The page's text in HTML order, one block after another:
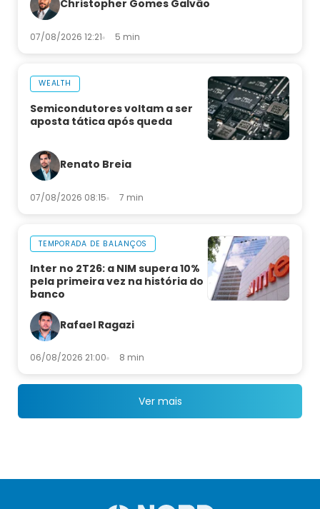
Christopher Gomes Galvão
07/08/2026 12:21 5 min
WEALTH
Semicondutores voltam a ser
aposta tática após queda
Renato Breia
07/08/2026 08:15 7 min
TEMPORADA DE BALANÇOS
Inter no 2T26: a NIM supera 10%
pela primeira vez na história do
banco
Rafael Ragazi
06/08/2026 21:00 8 min
Ver mais